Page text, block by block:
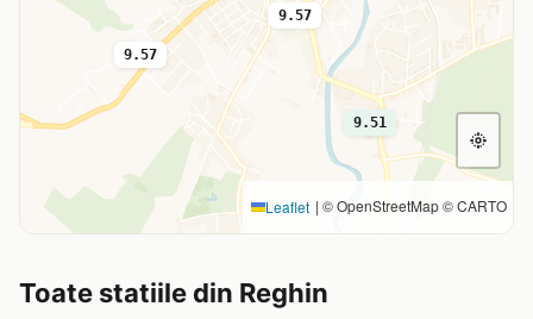
9.51
9.57
9.57
Leaflet | © OpenStreetMap © CARTO
Toate statiile din Reghin